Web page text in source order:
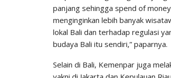
panjang sehingga spend of
menginginkan lebih banyak
lokal Bali dan terhadap regulasi
budaya Bali itu sendiri,” paparnya.
Selain di Bali, Kemenpar juga